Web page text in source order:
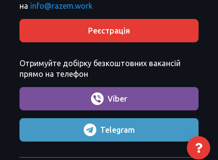
на info@razem.work
Реєстрація
Отримуйте добірку безкоштовних вакансій
прямо на телефон
Viber
Telegram